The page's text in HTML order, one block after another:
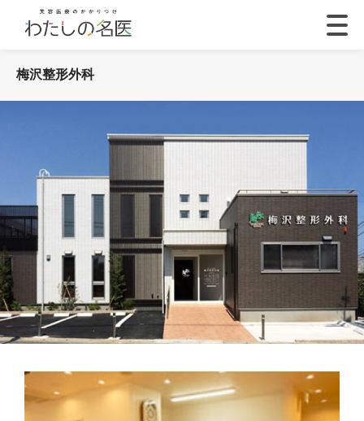
梅沢整形外科